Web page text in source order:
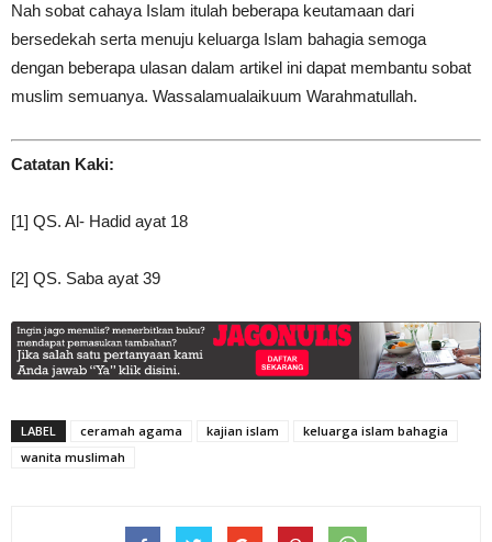
Nah sobat cahaya Islam itulah beberapa keutamaan dari
bersedekah serta menuju keluarga Islam bahagia semoga
dengan beberapa ulasan dalam artikel ini dapat membantu sobat
muslim semuanya. Wassalamualaikuum Warahmatullah.
Catatan Kaki:
[1] QS. Al- Hadid ayat 18
[2] QS. Saba ayat 39
LABEL ceramah agama kajian islam
keluarga islam bahagia
wanita muslimah